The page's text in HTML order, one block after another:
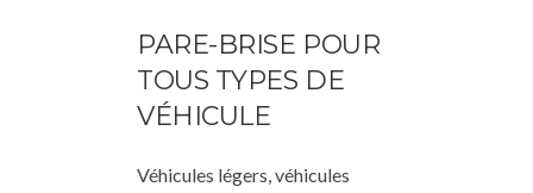
PARE-BRISE POUR
TOUS TYPES DE
VÉHICULE
Véhicules légers, véhicules